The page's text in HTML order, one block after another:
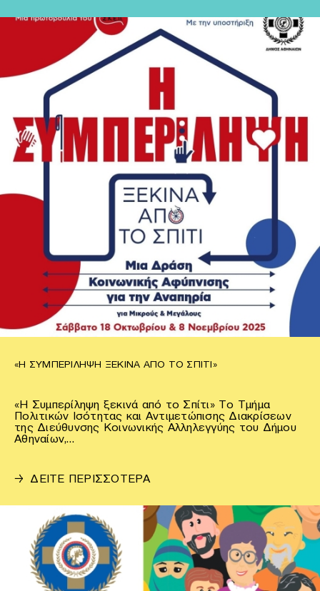
«Η ΣΥΜΠΕΡΊΛΗΨΗ ΞΕΚΙΝΆ ΑΠΌ ΤΟ ΣΠΊΤΙ»
«Η Συμπερίληψη ξεκινά από το Σπίτι» Το Τμήμα
Πολιτικών Ισότητας και Αντιμετώπισης Διακρίσεων
της Διεύθυνσης Κοινωνικής Αλληλεγγύης του Δήμου
Αθηναίων,…
→ ΔΕΙΤΕ ΠΕΡΙΣΣΟΤΕΡΑ